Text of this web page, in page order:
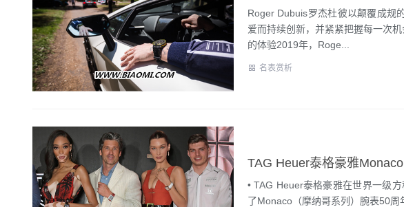
Roger Dubuis罗杰杜彼以颠覆成规
爱而持续创新，并紧紧把握每一次
的体验2019年，Roge...
名表赏析
• TAG Heuer泰格豪雅在世界一级
了Monaco（摩纳哥系列）腕表50周